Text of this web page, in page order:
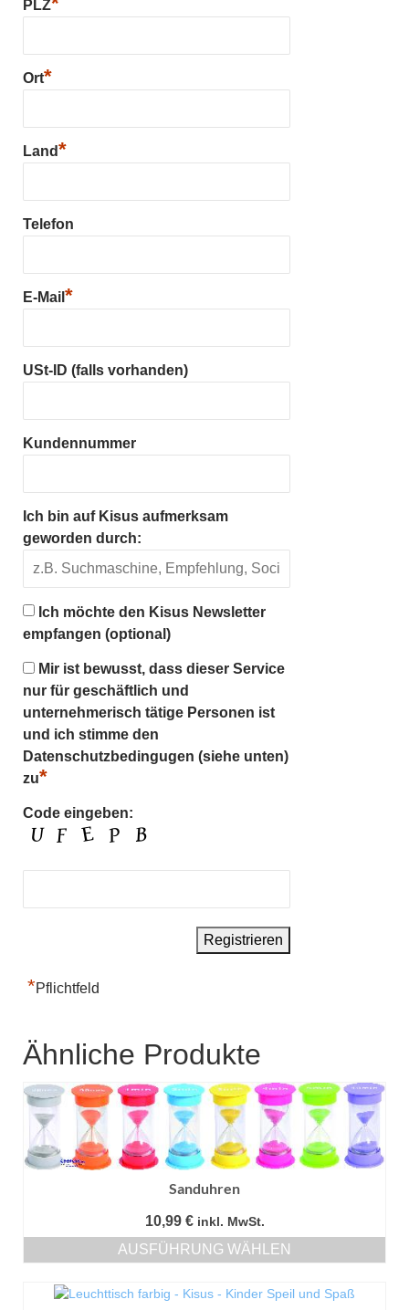
PLZ
Ort*
Land*
Telefon
E-Mail *
USt-ID (falls vorhanden)
Kundennummer
Ich bin auf Kisus aufmerksam
geworden durch:
Ich möchte den Kisus Newsletter
empfangen (optional)
Mir ist bewusst, dass dieser Service
nur für geschäftlich und
unternehmerisch tätige Personen ist
und ich stimme den
Datenschutzbedingugen (siehe unten)
zu*
Code eingeben:
*Pflichtfeld
Ähnliche Produkte
Sanduhren
10,99 € inkl. MwSt.
AUSFÜHRUNG WÄHLEN
Produkt